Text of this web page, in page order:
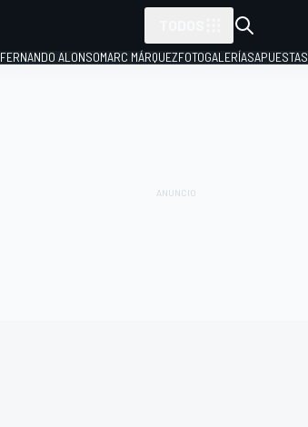
FERNANDO ALONSOMARC MÁRQUEZFOTOGALERÍASAPUESTAS